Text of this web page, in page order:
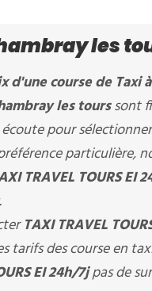
les
d'une course de Taxi à
les tourssont
pour
particulière,
TRAVEL TOURS EI
TAXI TRAVEL
tarifs des course en
EI 24h/7jpas de